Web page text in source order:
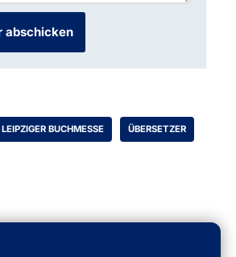
LEIPZIGER BUCHMESSE ÜBERSETZER